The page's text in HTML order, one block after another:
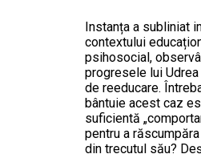
Instanța a subliniat
contextului
psihosocial,
progresele lui Udrea
de reeducare.
bântuie acest caz
suficientă
pentru a
din trecutul său?